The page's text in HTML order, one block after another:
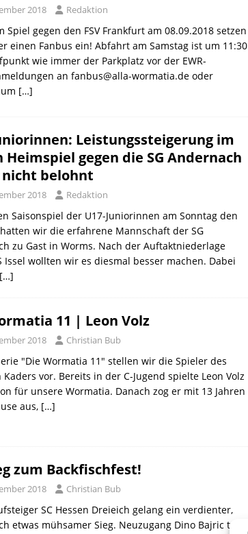
2018 Redaktion
Spiel gegen den FSV Frankfurt am 08.09.2018 setzen
einen Fanbus ein! Abfahrt am Samstag ist um 11:30
wie immer der Parkplatz vor der EWR-
an fanbus@alla-wormatia.de oder
[…]
Leistungssteigerung im
Heimspiel gegen die SG Andernach
belohnt
2018 Redaktion
Saisonspiel der U17-Juniorinnen am Sonntag den
wir die erfahrene Mannschaft der SG
zu Gast in Worms. Nach der Auftaktniederlage
Issel wollten wir es diesmal besser machen. Dabei
[…]
11 | Leon Volz
2018 Christian Bub
"Die Wormatia 11" stellen wir die Spieler des
vor. Bereits in der C-Jugend spielte Leon Volz
für unsere Wormatia. Danach zog er mit 13 Jahren
aus, […]
zum Backfischfest!
2018 Christian Bub
SC Hessen Dreieich gelang ein verdienter,
etwas mühsamer Sieg. Neuzugang Dino Bajric traf